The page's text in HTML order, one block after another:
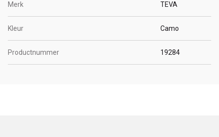
Merk TEVA
Kleur Camo
Productnummer 19284